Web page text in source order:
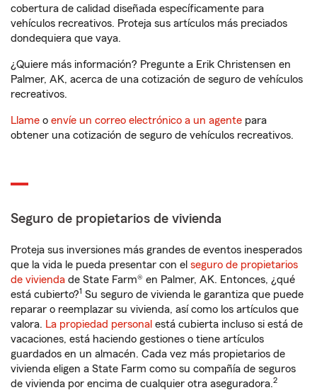
cobertura de calidad diseñada específicamente para
vehículos recreativos. Proteja sus artículos más preciados
dondequiera que vaya.
¿Quiere más información? Pregunte a Erik Christensen en
Palmer, AK, acerca de una cotización de seguro de vehículos
recreativos.
Llame o envíe un correo electrónico a un agente para
obtener una cotización de seguro de vehículos recreativos.
Seguro de propietarios de vivienda
Proteja sus inversiones más grandes de eventos inesperados
que la vida le pueda presentar con el seguro de propietarios
de vivienda de State Farm® en Palmer, AK. Entonces, ¿qué
está cubierto?1 Su seguro de vivienda le garantiza que puede
reparar o reemplazar su vivienda, así como los artículos que
valora. La propiedad personal está cubierta incluso si está de
vacaciones, está haciendo gestiones o tiene artículos
guardados en un almacén. Cada vez más propietarios de
vivienda eligen a State Farm como su compañía de seguros
de vivienda por encima de cualquier otra aseguradora.2